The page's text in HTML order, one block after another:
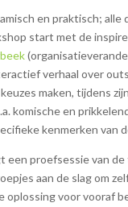
en praktisch;
start met de
verhaal over
maken, tijdens
komische en
kenmerken
een proefsessie van
aan de slag om
voor vooraf